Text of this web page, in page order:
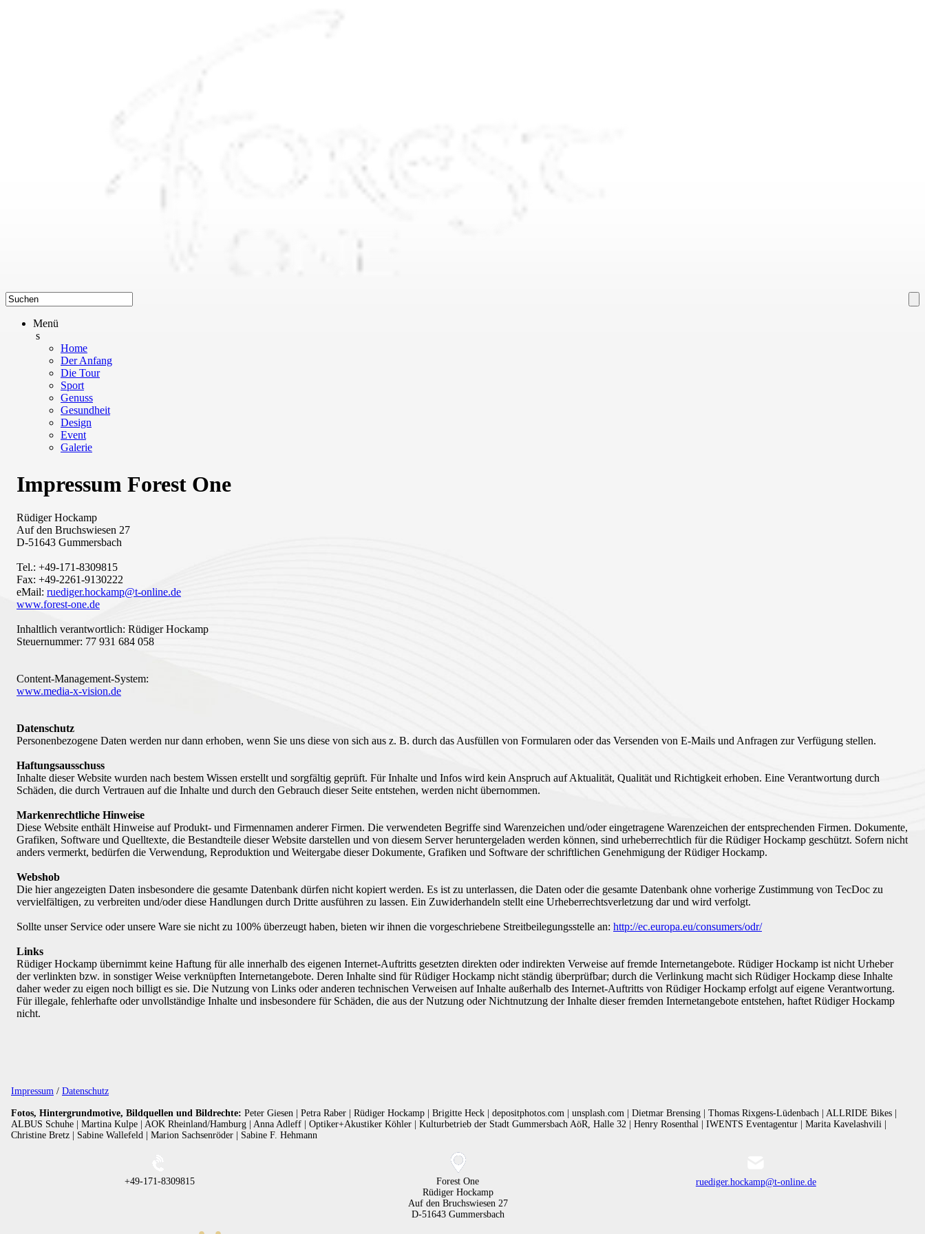
Menü
s
Home
Der Anfang
Die Tour
Sport
Genuss
Gesundheit
Design
Event
Galerie
Impressum Forest One
Rüdiger Hockamp
Auf den Bruchswiesen 27
D-51643 Gummersbach
Tel.: +49-171-8309815
Fax: +49-2261-9130222
eMail: ruediger.hockamp@t-online.de
www.forest-one.de
Inhaltlich verantwortlich: Rüdiger Hockamp
Steuernummer: 77 931 684 058
Content-Management-System:
www.media-x-vision.de
Datenschutz
Personenbezogene Daten werden nur dann erhoben, wenn Sie uns diese von sich aus z. B. durch das Ausfüllen von Formularen oder das Versenden von E-Mails und Anfragen zur Verfügung stellen.
Haftungsausschuss
Inhalte dieser Website wurden nach bestem Wissen erstellt und sorgfältig geprüft. Für Inhalte und Infos wird kein Anspruch auf Aktualität, Qualität und Richtigkeit erhoben. Eine Verantwortung durch
Schäden, die durch Vertrauen auf die Inhalte und durch den Gebrauch dieser Seite entstehen, werden nicht übernommen.
Markenrechtliche Hinweise
Diese Website enthält Hinweise auf Produkt- und Firmennamen anderer Firmen. Die verwendeten Begriffe sind Warenzeichen und/oder eingetragene Warenzeichen der entsprechenden Firmen. Dokumente,
Grafiken, Software und Quelltexte, die Bestandteile dieser Website darstellen und von diesem Server heruntergeladen werden können, sind urheberrechtlich für die Rüdiger Hockamp geschützt. Sofern nicht
anders vermerkt, bedürfen die Verwendung, Reproduktion und Weitergabe dieser Dokumente, Grafiken und Software der schriftlichen Genehmigung der Rüdiger Hockamp.
Webshob
Die hier angezeigten Daten insbesondere die gesamte Datenbank dürfen nicht kopiert werden. Es ist zu unterlassen, die Daten oder die gesamte Datenbank ohne vorherige Zustimmung von TecDoc zu
vervielfältigen, zu verbreiten und/oder diese Handlungen durch Dritte ausführen zu lassen. Ein Zuwiderhandeln stellt eine Urheberrechtsverletzung dar und wird verfolgt.
Sollte unser Service oder unsere Ware sie nicht zu 100% überzeugt haben, bieten wir ihnen die vorgeschriebene Streitbeilegungsstelle an: http://ec.europa.eu/consumers/odr/
Links
Rüdiger Hockamp übernimmt keine Haftung für alle innerhalb des eigenen Internet-Auftritts gesetzten direkten oder indirekten Verweise auf fremde Internetangebote. Rüdiger Hockamp ist nicht Urheber
der verlinkten bzw. in sonstiger Weise verknüpften Internetangebote. Deren Inhalte sind für Rüdiger Hockamp nicht ständig überprüfbar; durch die Verlinkung macht sich Rüdiger Hockamp diese Inhalte
daher weder zu eigen noch billigt es sie. Die Nutzung von Links oder anderen technischen Verweisen auf Inhalte außerhalb des Internet-Auftritts von Rüdiger Hockamp erfolgt auf eigene Verantwortung.
Für illegale, fehlerhafte oder unvollständige Inhalte und insbesondere für Schäden, die aus der Nutzung oder Nichtnutzung der Inhalte dieser fremden Internetangebote entstehen, haftet Rüdiger Hockamp
nicht.
Impressum / Datenschutz
Fotos, Hintergrundmotive, Bildquellen und Bildrechte: Peter Giesen | Petra Raber | Rüdiger Hockamp | Brigitte Heck | depositphotos.com | unsplash.com | Dietmar Brensing | Thomas Rixgens-Lüdenbach | ALLRIDE Bikes |
ALBUS Schuhe | Martina Kulpe | AOK Rheinland/Hamburg | Anna Adleff | Optiker+Akustiker Köhler | Kulturbetrieb der Stadt Gummersbach AöR, Halle 32 | Henry Rosenthal | IWENTS Eventagentur | Marita Kavelashvili |
Christine Bretz | Sabine Wallefeld | Marion Sachsenröder | Sabine F. Hehmann
+49-171-8309815
Forest One
Rüdiger Hockamp
Auf den Bruchswiesen 27
D-51643 Gummersbach
ruediger.hockamp@t-online.de